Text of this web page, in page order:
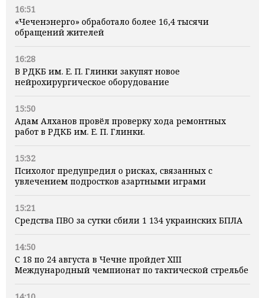
16:51
«Чеченэнерго» обработало более 16,4 тысячи
обращений жителей
16:28
В РДКБ им. Е. П. Глинки закупят новое
нейрохирургическое оборудование
15:50
Адам Алханов провёл проверку хода ремонтных
работ в РДКБ им. Е. П. Глинки.
15:32
Психолог предупредил о рисках, связанных с
увлечением подростков азартными играми
15:21
Средства ПВО за сутки сбили 1 134 украинских БПЛА
14:50
С 18 по 24 августа в Чечне пройдет XIII
Международный чемпионат по тактической стрельбе